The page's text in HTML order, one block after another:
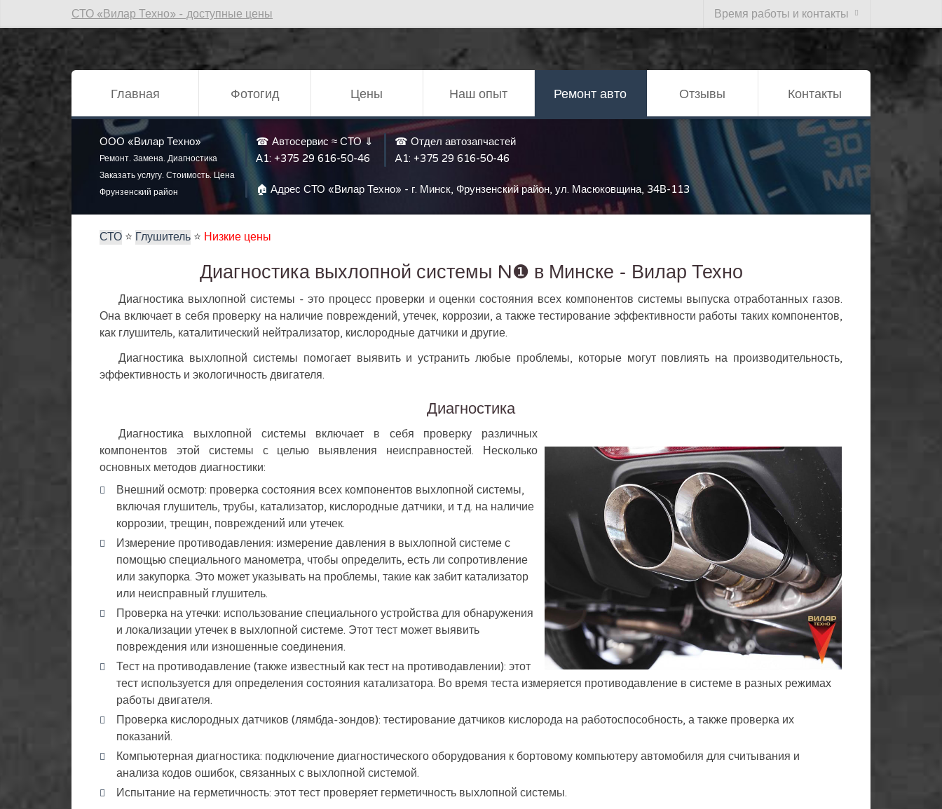
СТО «Вилар Техно» - доступные цены Время работы и контакты
Главная Фотогид Цены Наш опыт Ремонт авто Отзывы Контакты
ООО «Вилар Техно»
Ремонт. Замена. Диагностика
Заказать услугу. Стоимость. Цена
Фрунзенский район
☎ Автосервис ≈ СТО ⇓
А1: +375 29 616-50-46
☎ Отдел автозапчастей
A1: +375 29 616-50-46
🏠 Адрес СТО «Вилар Техно» - г. Минск, Фрунзенский район, ул. Масюковщина, 34В-113
СТО ⭐️ Глушитель ⭐️ Низкие цены
Диагностика выхлопной системы N❶ в Минске - Вилар Техно
Диагностика выхлопной системы - это процесс проверки и оценки состояния всех компонентов системы выпуска отработанных газов.
Она включает в себя проверку на наличие повреждений, утечек, коррозии, а также тестирование эффективности работы таких компонентов,
как глушитель, каталитический нейтрализатор, кислородные датчики и другие.
Диагностика выхлопной системы помогает выявить и устранить любые проблемы, которые могут повлиять на производительность,
эффективность и экологичность двигателя.
Диагностика
Диагностика выхлопной системы включает в себя проверку различных
компонентов этой системы с целью выявления неисправностей. Несколько
основных методов диагностики:
Внешний осмотр: проверка состояния всех компонентов выхлопной системы,
включая глушитель, трубы, катализатор, кислородные датчики, и т.д. на наличие
коррозии, трещин, повреждений или утечек.
Измерение противодавления: измерение давления в выхлопной системе с
помощью специального манометра, чтобы определить, есть ли сопротивление
или закупорка. Это может указывать на проблемы, такие как забит катализатор
или неисправный глушитель.
Проверка на утечки: использование специального устройства для обнаружения
и локализации утечек в выхлопной системе. Этот тест может выявить
повреждения или изношенные соединения.
Тест на противодавление (также известный как тест на противодавлении): этот
тест используется для определения состояния катализатора. Во время теста измеряется противодавление в системе в разных режимах
работы двигателя.
Проверка кислородных датчиков (лямбда-зондов): тестирование датчиков кислорода на работоспособность, а также проверка их
показаний.
Компьютерная диагностика: подключение диагностического оборудования к бортовому компьютеру автомобиля для считывания и
анализа кодов ошибок, связанных с выхлопной системой.
Испытание на герметичность: этот тест проверяет герметичность выхлопной системы.